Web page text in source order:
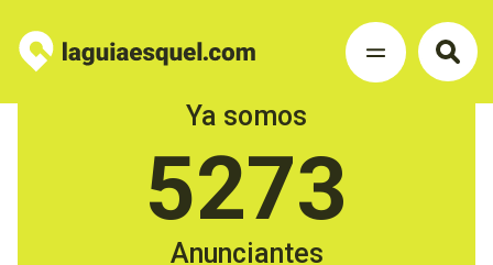
Ya somos
5273
Anunciantes